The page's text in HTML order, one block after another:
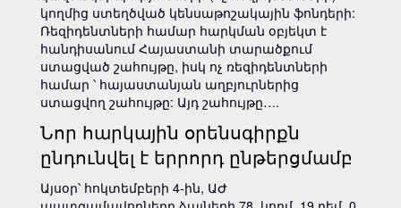
կողմից ստեղծված կենսաթոշակային ֆոնդերի:
Ռեզիդենտների համար հարկման օբյեկտ է
հանդիսանում Հայաստանի տարածքում
ստացված շահույթը, իսկ ոչ ռեզիդենտների
համար ՝ հայաստանյան աղբյուրներից
ստացվող շահույթը: Այդ շահույթը….
Նոր հարկային օրենսգիրքն
ընդունվել է երրորդ ընթերցմամբ
Այսօր՝ հոկտեմբերի 4-ին, ԱԺ